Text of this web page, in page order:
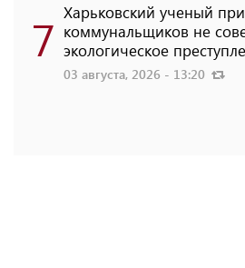
7 Харьковский ученый
коммунальщиков не
экологическое
03 августа, 2026 - 13:20